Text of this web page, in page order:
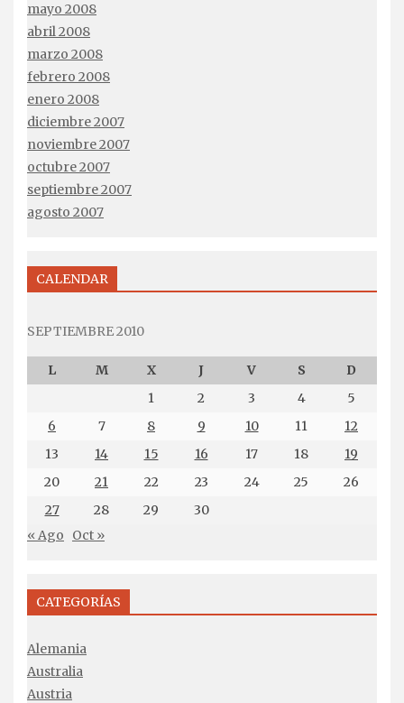
mayo 2008
abril 2008
marzo 2008
febrero 2008
enero 2008
diciembre 2007
noviembre 2007
octubre 2007
septiembre 2007
agosto 2007
CALENDAR
SEPTIEMBRE 2010
L M X J V S
D
1
2 3 4
5
6
7 8 9 10 11
12
13
14 15 16 17 18
19
20
21 22 23 24 25
26
27
28 29
30
« Ago
Oct »
CATEGORÍAS
Alemania
Australia
Austria